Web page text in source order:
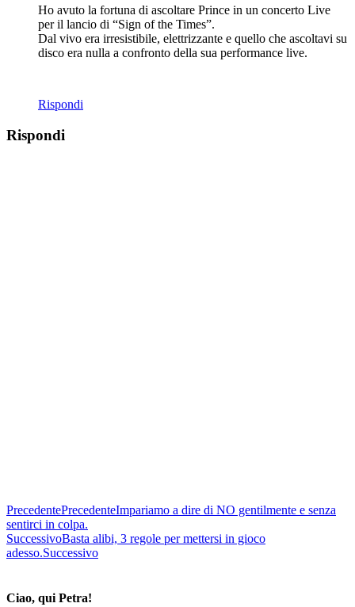
Ho avuto la fortuna di ascoltare Prince in un concerto Live
per il lancio di “Sign of the Times”.
Dal vivo era irresistibile, elettrizzante e quello che ascoltavi su
disco era nulla a confronto della sua performance live.
Rispondi
Rispondi
PrecedentePrecedenteImpariamo a dire di NO gentilmente e senza
sentirci in colpa.
SuccessivoBasta alibi, 3 regole per mettersi in gioco
adesso.Successivo
Ciao, qui Petra!